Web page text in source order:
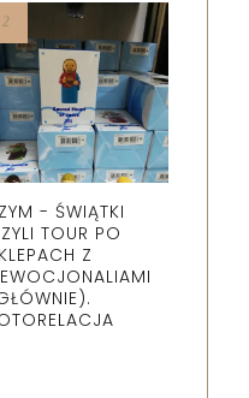
- ŚWIĄTKI
TOUR PO
Z